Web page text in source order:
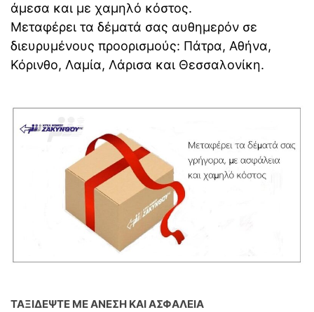
άμεσα και με χαμηλό κόστος.
Μεταφέρει τα δέματά σας αυθημερόν σε
διευρυμένους προορισμούς: Πάτρα, Αθήνα,
Κόρινθο, Λαμία, Λάρισα και Θεσσαλονίκη.
ΤΑΞΙΔΕΨΤΕ ΜΕ ΑΝΕΣΗ ΚΑΙ ΑΣΦΑΛΕΙΑ